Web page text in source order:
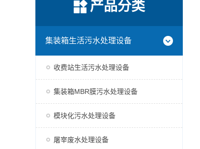
产品分类
集装箱生活污水处理设备
收费站生活污水处理设备
集装箱MBR膜污水处理设备
模块化污水处理设备
屠宰废水处理设备